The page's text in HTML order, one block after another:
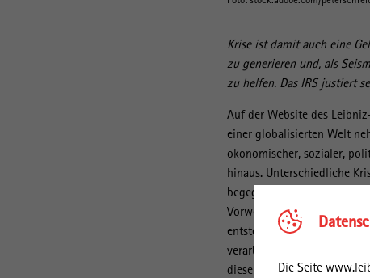
Die Seite
Krise ist damit auch eine
zu generieren und, als
zu helfen. Das IRS justiert
Auf der Website des
einer globalisierten Welt
ökonomischer, sozialer,
hinaus. Unterschiedliche
begegnen, stellt immer
Vorwegnahme der
entstehen und wie sie
verarbeitet werden, und
diese Fragen sind für die